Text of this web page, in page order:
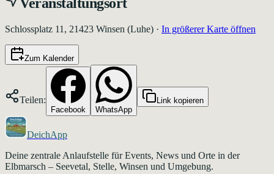
Schlossplatz 11, 21423 Winsen (Luhe) · In größerer Karte öffnen
Zum Kalender
Teilen:
Facebook WhatsApp
Link kopieren
DeichApp
Deine zentrale Anlaufstelle für Events, News und Orte in der
Elbmarsch – Seevetal, Stelle, Winsen und Umgebung.